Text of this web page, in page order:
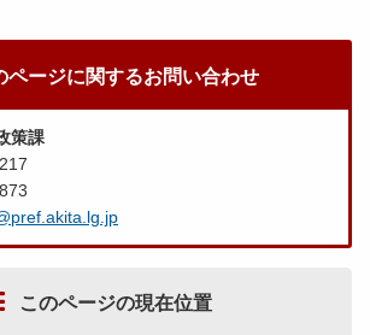
ページに関するお問い合わせ
策課
このページの現在位置